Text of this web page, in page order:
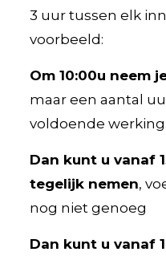
3 uur tussen elk
voorbeeld:
Om 10:00u neem
maar een aantal
voldoende werking.
Dan kunt u vanaf
tegelijk nemen,
nog niet genoeg
Dan kunt u vanaf